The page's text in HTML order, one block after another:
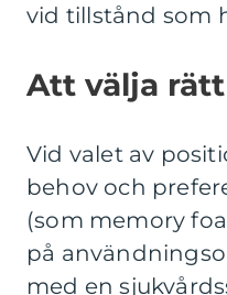
vid tillstånd som
Att välja
Vid valet av
behov och
(som memory
på
med en